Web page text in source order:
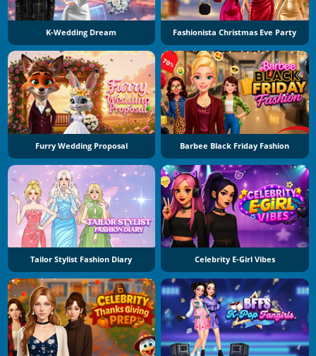
K-Wedding Dream Fashionista Christmas Eve Party
Furry Wedding Proposal Barbee Black Friday Fashion
Tailor Stylist Fashion Diary Celebrity E-Girl Vibes